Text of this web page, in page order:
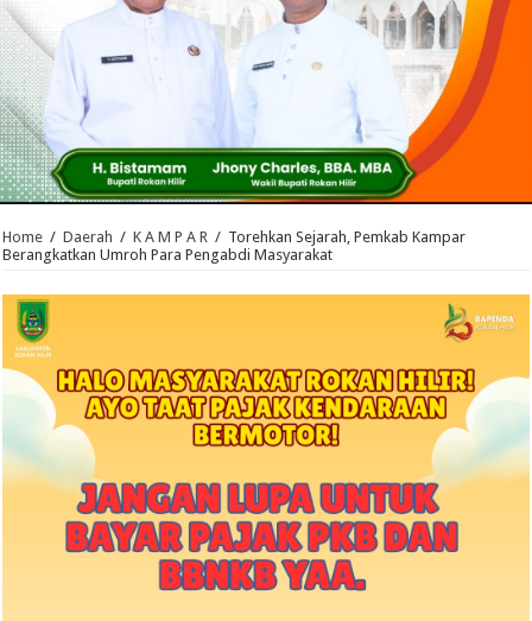
Home / Daerah / K A M P A R / Torehkan Sejarah, Pemkab Kampar
Berangkatkan Umroh Para Pengabdi Masyarakat